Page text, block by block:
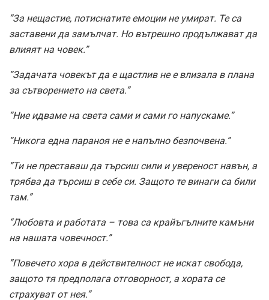
”За нещастие, потиснатите емоции не умират. Те са
заставени да замълчат. Но вътрешно продължават да
влияят на човек.”
”Задачата човекът да е щастлив не е влизала в плана
за сътворението на света.”
”Ние идваме на света сами и сами го напускаме.”
”Никога една параноя не е напълно безпочвена.”
”Ти не преставаш да търсиш сили и увереност навън, а
трябва да търсиш в себе си. Защото те винаги са били
там.”
“Любовта и работата – това са крайъгълните камъни
на нашата човечност.”
”Повечето хора в действителност не искат свобода,
защото тя предполага отговорност, а хората се
страхуват от нея.”